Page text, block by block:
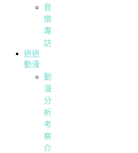
音
樂
專
訪
迷迷
動漫
動
漫
分
析
考
察
介